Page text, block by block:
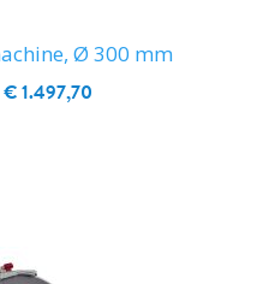
Ø 300 mm
€ 1.497,70